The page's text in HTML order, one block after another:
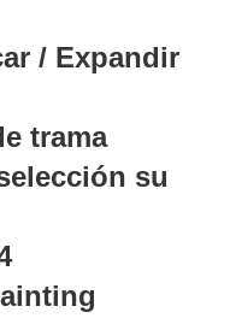
/ Expandir
trama
su